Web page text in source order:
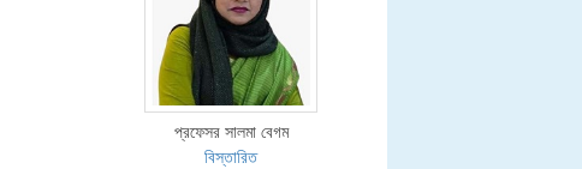
প্রফেসর সালমা বেগম
বিস্তারিত